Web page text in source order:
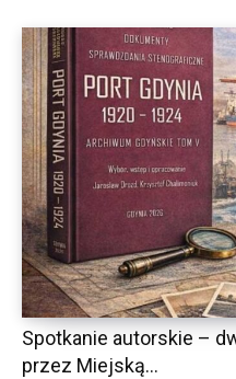
Spotkanie autorskie –
przez Miejską...